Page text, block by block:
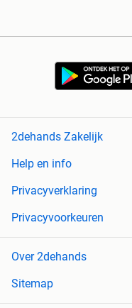
2dehands Zakelijk
Help en info
Privacyverklaring
Privacyvoorkeuren
Over 2dehands
Sitemap